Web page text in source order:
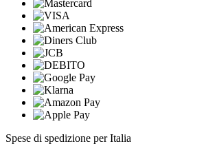
Spese di spedizione per Italia